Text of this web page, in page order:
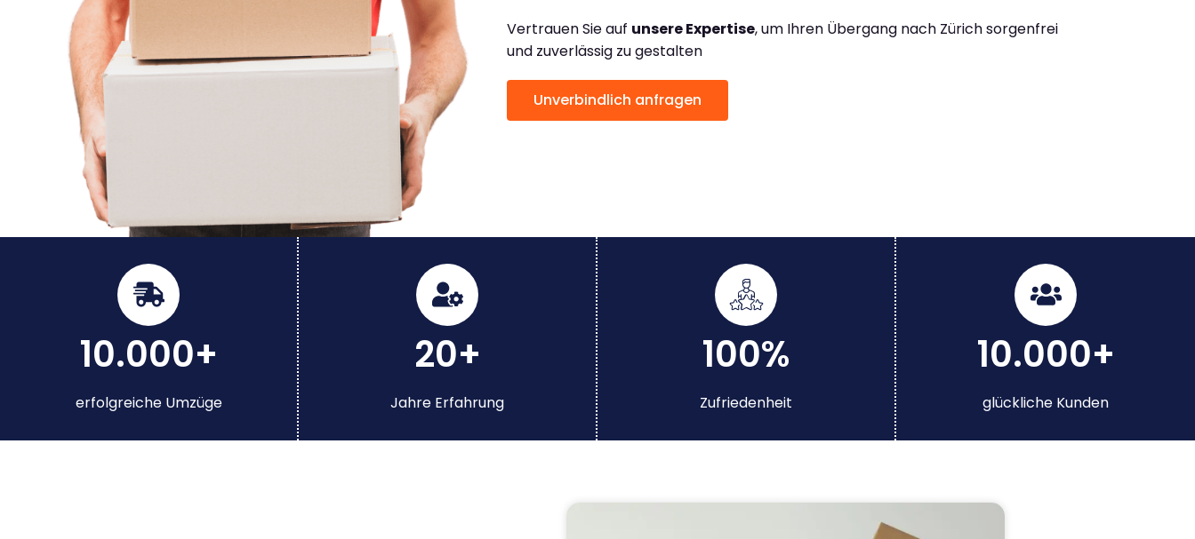
Vertrauen Sie auf unsere Expertise, um Ihren Übergang nach Zürich sorgenfrei
und zuverlässig zu gestalten
Unverbindlich anfragen
10.000+
erfolgreiche Umzüge
20+
Jahre Erfahrung
100%
Zufriedenheit
10.000+
glückliche Kunden